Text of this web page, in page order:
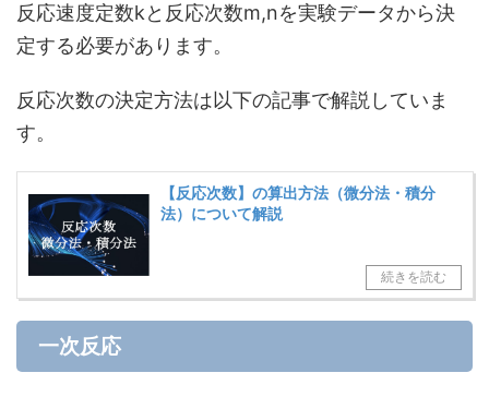
反応速度定数kと反応次数m,nを実験データから決
定する必要があります。
反応次数の決定方法は以下の記事で解説していま
す。
【反応次数】の算出方法（微分法・積分
法）について解説
一次反応